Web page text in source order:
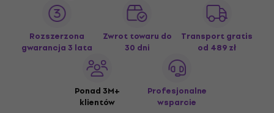
Rozszerzona
gwarancja 3 lata
Zwrot towaru do
30 dni
Transport gratis
od 489 zł
Ponad 3M+
klientów
Profesjonalne
wsparcie